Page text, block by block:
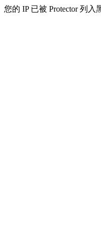
您的 IP 已被 Protector 列入